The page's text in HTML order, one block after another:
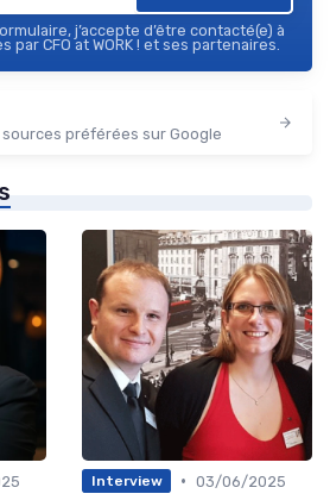
j’accepte d’être contacté(e) à
par CFO at WORK ! et ses partenaires.
préférées sur Google
Interview • 03/06/2025